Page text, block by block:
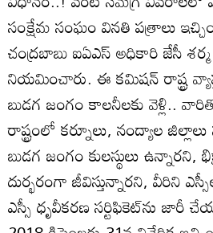
సంక్షేమ సంఘం వినతి పత్రాలు
చంద్రబాబు ఐఏఎస్‌ అధికారి జేసీ
నియమించారు. ఈ కమిషన్‌ రాష్ట్ర
బుడగ జంగం కాలనీలకు వెళ్లి..
రాష్ట్రంలో కర్నూలు, నంద్యాల
బుడగ జంగం కులస్థులు
దుర్భరంగా జీవిస్తున్నారని, వీరిని
ఎస్సీ ధృవీకరణ సర్టిఫికెట్‌ను జారీ